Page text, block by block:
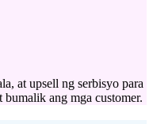
at upsell ng serbisyo para
ang mga customer.